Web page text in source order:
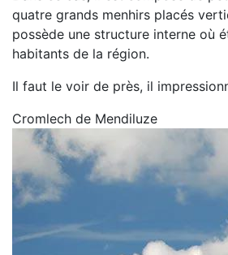
quatre grands menhirs placés
possède une structure interne où
habitants de la région.
Il faut le voir de près, il
Cromlech de Mendiluze